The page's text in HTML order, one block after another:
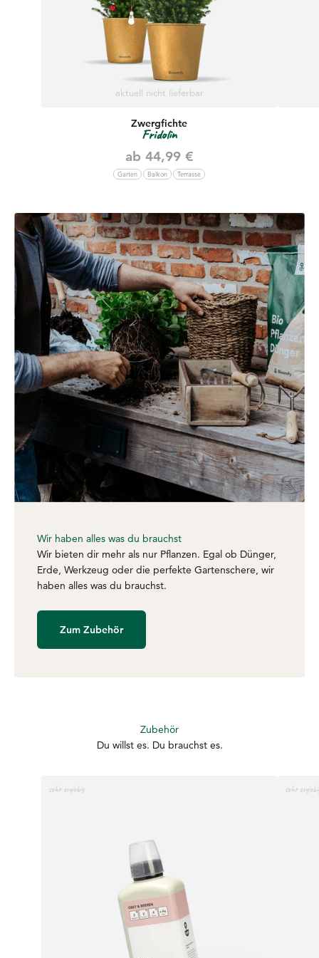
aktuell nicht lieferbar
Zwergfichte
Fridolin
Angebot
ab 44,99 €
Garten Balkon Terrasse
Wir haben alles was du brauchst
Wir bieten dir mehr als nur Pflanzen. Egal ob Dünger,
Erde, Werkzeug oder die perfekte Gartenschere, wir
haben alles was du brauchst.
Zum Zubehör
Du willst es. Du brauchst es.
sehr ergiebig sehr